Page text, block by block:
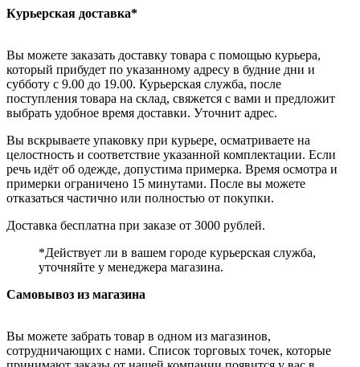
Курьерская доставка*
Вы можете заказать доставку товара с помощью курьера,
который прибудет по указанному адресу в будние дни и
субботу с 9.00 до 19.00. Курьерская служба, после
поступления товара на склад, свяжется с вами и предложит
выбрать удобное время доставки. Уточнит адрес.
Вы вскрываете упаковку при курьере, осматриваете на
целостность и соответствие указанной комплектации. Если
речь идёт об одежде, допустима примерка. Время осмотра и
примерки ограничено 15 минутами. После вы можете
отказаться частично или полностью от покупки.
Доставка бесплатна при заказе от 3000 рублей.
*Действует ли в вашем городе курьерская служба,
уточняйте у менеджера магазина.
Самовывоз из магазина
Вы можете забрать товар в одном из магазинов,
сотрудничающих с нами. Список торговых точек, которые